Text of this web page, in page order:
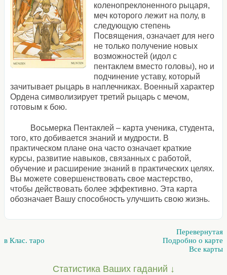
коленопреклоненного рыцаря,
меч которого лежит на полу, в
следующую степень
Посвящения, означает для него
не только получение новых
возможностей (идол с
пентаклем вместо головы), но и
подчинение уставу, который
зачитывает рыцарь в наплечниках. Военный характер
Ордена символизирует третий рыцарь с мечом,
готовым к бою.
Восьмерка Пентаклей – карта ученика, студента,
того, кто добивается знаний и мудрости. В
практическом плане она часто означает краткие
курсы, развитие навыков, связанных с работой,
обучение и расширение знаний в практических целях.
Вы можете совершенствовать свое мастерство,
чтобы действовать более эффективно. Эта карта
обозначает Вашу способность улучшить свою жизнь.
в Клас. таро
Перевернутая
Подробно о карте
Все карты
Статистика Ваших гаданий ↓